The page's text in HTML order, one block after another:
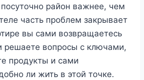
район важнее, чем
часть проблем закрывает
вы сами возвращаетесь
решаете вопросы с ключами,
продукты и сами
ли жить в этой точке.